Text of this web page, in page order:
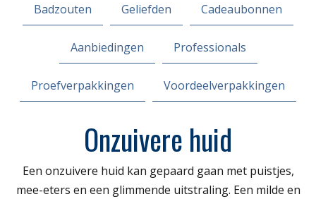
Badzouten Geliefden Cadeaubonnen
Aanbiedingen Professionals
Proefverpakkingen Voordeelverpakkingen
Onzuivere huid
Een onzuivere huid kan gepaard gaan met puistjes,
mee-eters en een glimmende uitstraling. Een milde en